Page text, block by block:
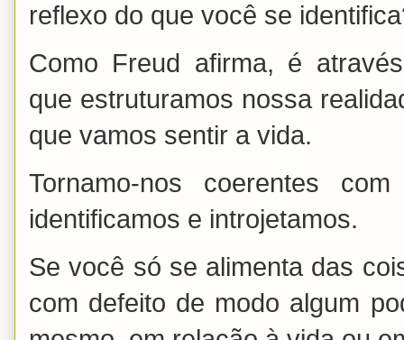
reflexo do que você se
Como Freud afirma, é
que estruturamos nossa
que vamos sentir a vida.
Tornamo-nos coerentes
identificamos e introjetamos.
Se você só se alimenta das
com defeito de modo algum